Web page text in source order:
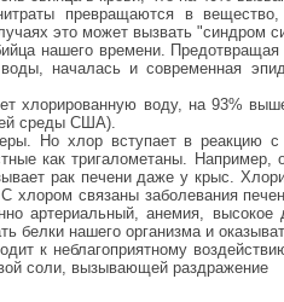
превращаются в вещество,
это может вызвать "синдром
нашего времени.
началась и современная
хлорированную воду, на 93%
среды США).
Но хлор вступает в реакцию с
как тригалометаны.
рак печени даже у крыс.
хлором связаны заболевания
артериальный, анемия,
белки нашего организма и
к неблагоприятному
соли, вызывающей раздражение